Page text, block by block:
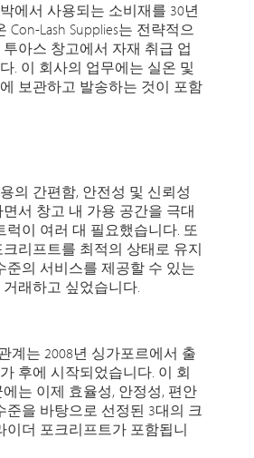
에서 사용되는 소비재를 30년
Lash Supplies는 전략적으
아스 창고에서 자재 취급 업
. 이 회사의 업무에는 실온 및
보관하고 발송하는 것이 포함
의 간편함, 안전성 및 신뢰성
서 창고 내 가용 공간을 극대
럭이 여러 대 필요했습니다. 또
리프트를 최적의 상태로 유지
준의 서비스를 제공할 수 있는
래하고 싶었습니다.
계는 2008년 싱가포르에서 출
후에 시작되었습니다. 이 회
는 이제 효율성, 안정성, 편안
준을 바탕으로 선정된 3대의 크
이더 포크리프트가 포함됩니